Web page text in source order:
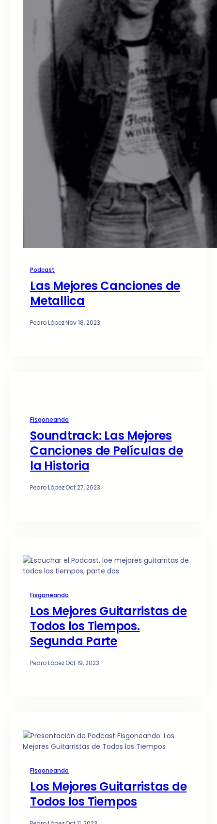
Podcast
Las Mejores Canciones de
Metallica
Pedro López·Nov 18, 2023
Fisgoneando
Soundtrack: Las Mejores
Canciones de Películas de
la Historia
Pedro López·Oct 27, 2023
Fisgoneando
Los Mejores Guitarristas de
Todos los Tiempos.
Segunda Parte
Pedro López·Oct 19, 2023
Fisgoneando
Los Mejores Guitarristas de
Todos los Tiempos